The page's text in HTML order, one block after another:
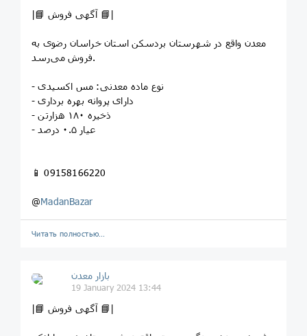
|📘 آگهی فروش 📘|
معدن واقع در شهرستان بردسکن استان خراسان رضوی به
فروش می‌رسد.
- نوع ماده معدنی: مس اکسیدی
- دارای پروانه بهره برداری
- ذخیره ۱۸۰ هزارتن
- عیار ۰.۵ درصد
📱 09158166220
@MadanBazar
Читать полностью…
بازار معدن
19 January 2024 13:44
|📘 آگهی فروش 📘|